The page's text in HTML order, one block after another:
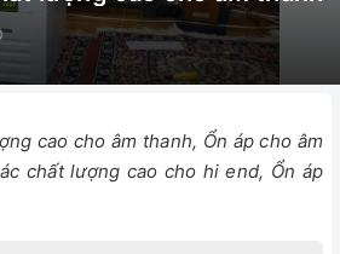
cao cho âm thanh, Ổn áp cho âm
chất lượng cao cho hi end, Ổn áp